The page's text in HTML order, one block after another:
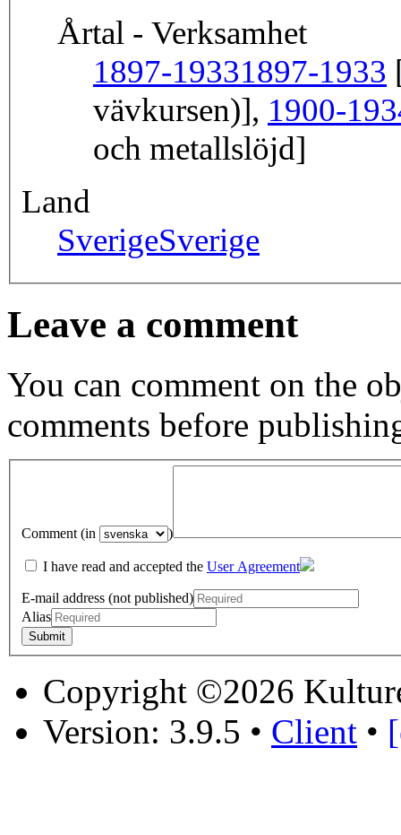
Årtal - Verksamhet
1897-19331897-1933
vävkursen)], 1900-
och metallslöjd]
Land
SverigeSverige
Leave a comment
You can comment on the
comments before
Comment (in )
I have read and accepted the User Agreement
E-mail address (not published)
Alias
Copyright ©2026
Version: 3.9.5 • Client •